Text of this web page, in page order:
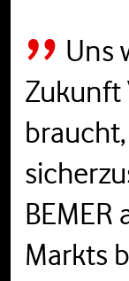
Uns
Zukunft
BEMER
Markts